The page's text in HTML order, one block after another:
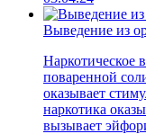
Выведение из
Наркотическое
поваренной
оказывает
наркотика
вызывает